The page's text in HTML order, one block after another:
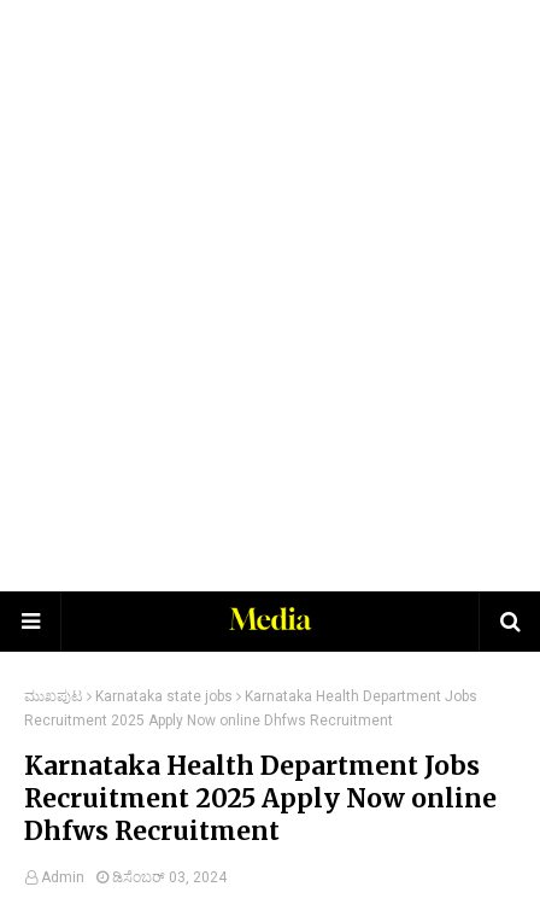
ಮುಖಪುಟ Karnataka state jobs
Karnataka Health Department Jobs
Recruitment 2025 Apply Now online Dhfws Recruitment
Karnataka Health Department Jobs
Recruitment 2025 Apply Now online
Dhfws Recruitment
Admin ಡಿಸೆಂಬರ್ 03, 2024